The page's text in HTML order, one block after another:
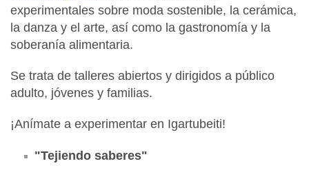
experimentales sobre moda sostenible, la cerámica,
la danza y el arte, así como la gastronomía y la
soberanía alimentaria.
Se trata de talleres abiertos y dirigidos a público
adulto, jóvenes y familias.
¡Anímate a experimentar en Igartubeiti!
"Tejiendo saberes"